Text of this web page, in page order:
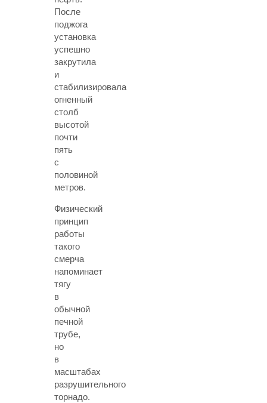
После
поджога
установка
успешно
закрутила
и
стабилизировала
огненный
столб
высотой
почти
пять
с
половиной
метров.
Физический
принцип
работы
такого
смерча
напоминает
тягу
в
обычной
печной
трубе,
но
в
масштабах
разрушительного
торнадо.